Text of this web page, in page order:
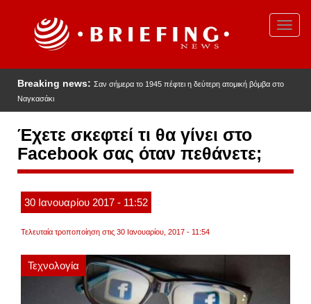
Breaking news: Σαν σήμερα το 1945 πέφτει η δεύτερη ατομική βόμβα στο
Ναγκασάκι
Έχετε σκεφτεί τι θα γίνει στο
Facebook σας όταν πεθάνετε;
30 Ιανουαρίου 2017 - 11:52
Τελευταία τροποποίηση στις 30 Ιανουαρίου, 2017 - 11:54
Τεχνολογία